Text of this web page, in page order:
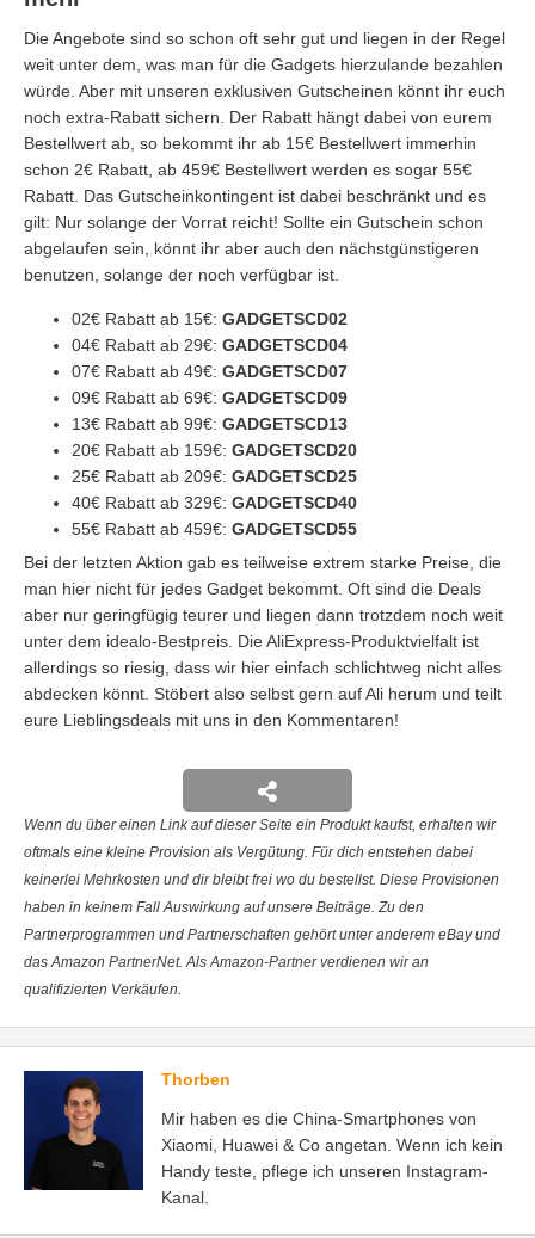
Die Angebote sind so schon oft sehr gut und liegen in der Regel
weit unter dem, was man für die Gadgets hierzulande bezahlen
würde. Aber mit unseren exklusiven Gutscheinen könnt ihr euch
noch extra-Rabatt sichern. Der Rabatt hängt dabei von eurem
Bestellwert ab, so bekommt ihr ab 15€ Bestellwert immerhin
schon 2€ Rabatt, ab 459€ Bestellwert werden es sogar 55€
Rabatt. Das Gutscheinkontingent ist dabei beschränkt und es
gilt: Nur solange der Vorrat reicht! Sollte ein Gutschein schon
abgelaufen sein, könnt ihr aber auch den nächstgünstigeren
benutzen, solange der noch verfügbar ist.
02€ Rabatt ab 15€: GADGETSCD02
04€ Rabatt ab 29€: GADGETSCD04
07€ Rabatt ab 49€: GADGETSCD07
09€ Rabatt ab 69€: GADGETSCD09
13€ Rabatt ab 99€: GADGETSCD13
20€ Rabatt ab 159€: GADGETSCD20
25€ Rabatt ab 209€: GADGETSCD25
40€ Rabatt ab 329€: GADGETSCD40
55€ Rabatt ab 459€: GADGETSCD55
Bei der letzten Aktion gab es teilweise extrem starke Preise, die
man hier nicht für jedes Gadget bekommt. Oft sind die Deals
aber nur geringfügig teurer und liegen dann trotzdem noch weit
unter dem idealo-Bestpreis. Die AliExpress-Produktvielfalt ist
allerdings so riesig, dass wir hier einfach schlichtweg nicht alles
abdecken könnt. Stöbert also selbst gern auf Ali herum und teilt
eure Lieblingsdeals mit uns in den Kommentaren!
Wenn du über einen Link auf dieser Seite ein Produkt kaufst, erhalten wir
oftmals eine kleine Provision als Vergütung. Für dich entstehen dabei
keinerlei Mehrkosten und dir bleibt frei wo du bestellst. Diese Provisionen
haben in keinem Fall Auswirkung auf unsere Beiträge. Zu den
Partnerprogrammen und Partnerschaften gehört unter anderem eBay und
das Amazon PartnerNet. Als Amazon-Partner verdienen wir an
qualifizierten Verkäufen.
Thorben
Mir haben es die China-Smartphones von
Xiaomi, Huawei & Co angetan. Wenn ich kein
Handy teste, pflege ich unseren Instagram-
Kanal.